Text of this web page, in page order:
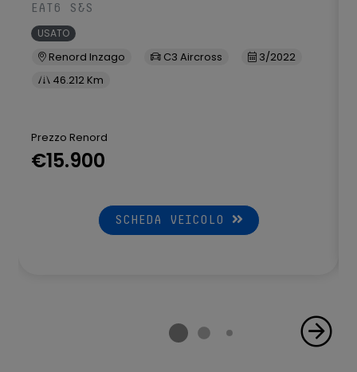
EAT6 S&S
USATO
Renord Inzago C3 Aircross
3/2022
46.212 Km
Prezzo Renord
€15.900
SCHEDA VEICOLO